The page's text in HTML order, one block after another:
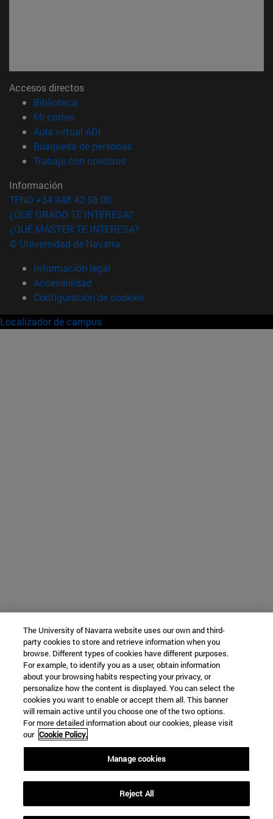
Accesos directos
Biblioteca
Mi correo(abre en nueva ventana)
Aula virtual ADI
Búsqueda de personas(abre en nueva ventana)
Trabaja con nosotros(abre en nueva ventana)
Información
TFNO +34 948 42 56 00
¿QUÉ GRADO TE INTERESA?
¿QUÉ MÁSTER TE INTERESA?
© Universidad de Navarra
Información legal
Accesibilidad
Configuración de cookies
Localizador de campus
The University of Navarra website uses our own and third-
party cookies to store and retrieve information when you
browse. Different types of cookies have different purposes.
For example, to identify you as a user, obtain information
about your browsing habits respecting your privacy, or
personalize how the content is displayed. You can select the
cookies you want to enable or accept them all. This banner
will remain active until you choose one of the two options.
For more detailed information about our cookies, please visit
our Cookie Policy.
Manage cookies
Reject All